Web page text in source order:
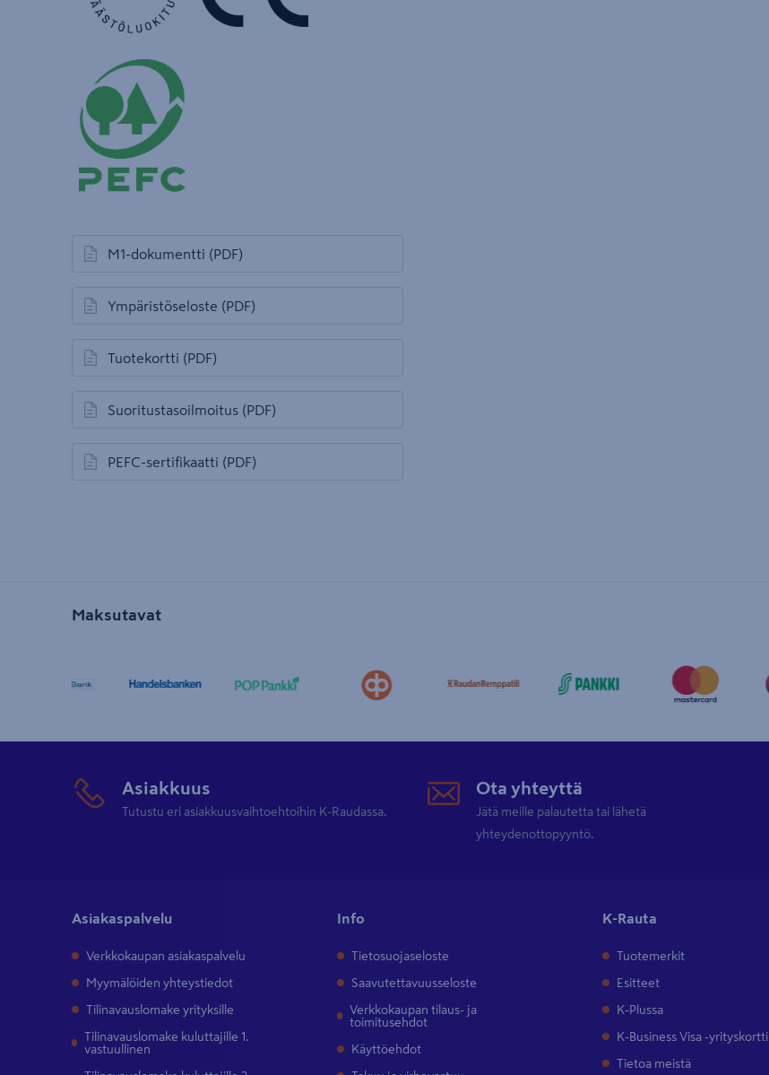
M1-dokumentti (PDF)
avautuu uuteen välilehteen
Ympäristöseloste (PDF)
avautuu uuteen välilehteen
Tuotekortti (PDF)
avautuu uuteen välilehteen
Suoritustasoilmoitus (PDF)
avautuu uuteen välilehteen
PEFC-sertifikaatti (PDF)
avautuu uuteen välilehteen
Maksutavat
Asiakkuus
Tutustu eri asiakkuusvaihtoehtoihin K-Raudassa.
Ota yhteyttä
Jätä meille palautetta tai lähetä
yhteydenottopyyntö.
Asiakaspalvelu
Verkkokaupan asiakaspalvelu
Myymälöiden yhteystiedot
Tilinavauslomake yrityksille
Tilinavauslomake kuluttajille 1.
vastuullinen
Info
Tietosuojaseloste
Saavutettavuusseloste
Verkkokaupan tilaus- ja
toimitusehdot
Käyttöehdot
K-Rauta
Tuotemerkit
Esitteet
K-Plussa
K-Business Visa -yrityskortti
Tietoa meistä